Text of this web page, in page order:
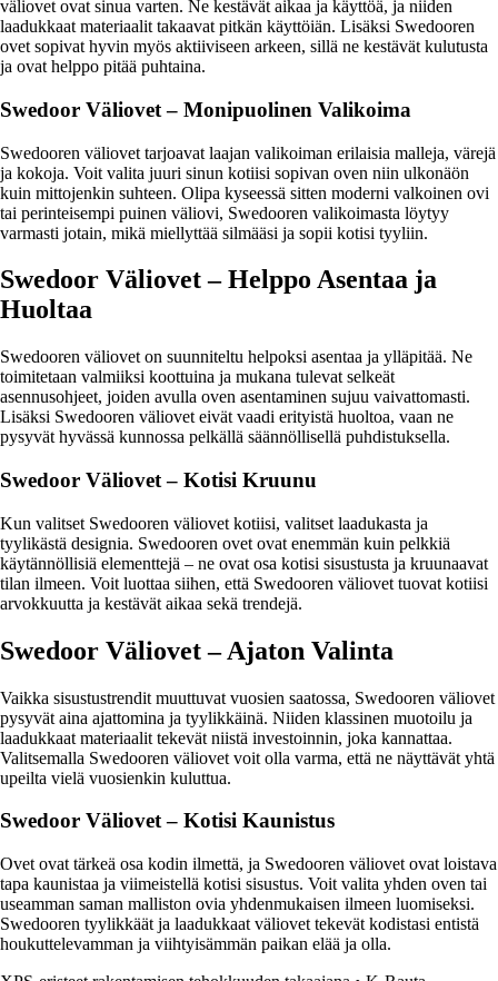
väliovet ovat sinua varten. Ne kestävät aikaa ja käyttöä, ja niiden
laadukkaat materiaalit takaavat pitkän käyttöiän. Lisäksi Swedooren
ovet sopivat hyvin myös aktiiviseen arkeen, sillä ne kestävät kulutusta
ja ovat helppo pitää puhtaina.
Swedoor Väliovet – Monipuolinen Valikoima
Swedooren väliovet tarjoavat laajan valikoiman erilaisia malleja, värejä
ja kokoja. Voit valita juuri sinun kotiisi sopivan oven niin ulkonäön
kuin mittojenkin suhteen. Olipa kyseessä sitten moderni valkoinen ovi
tai perinteisempi puinen väliovi, Swedooren valikoimasta löytyy
varmasti jotain, mikä miellyttää silmääsi ja sopii kotisi tyyliin.
Swedoor Väliovet – Helppo Asentaa ja
Huoltaa
Swedooren väliovet on suunniteltu helpoksi asentaa ja ylläpitää. Ne
toimitetaan valmiiksi koottuina ja mukana tulevat selkeät
asennusohjeet, joiden avulla oven asentaminen sujuu vaivattomasti.
Lisäksi Swedooren väliovet eivät vaadi erityistä huoltoa, vaan ne
pysyvät hyvässä kunnossa pelkällä säännöllisellä puhdistuksella.
Swedoor Väliovet – Kotisi Kruunu
Kun valitset Swedooren väliovet kotiisi, valitset laadukasta ja
tyylikästä designia. Swedooren ovet ovat enemmän kuin pelkkiä
käytännöllisiä elementtejä – ne ovat osa kotisi sisustusta ja kruunaavat
tilan ilmeen. Voit luottaa siihen, että Swedooren väliovet tuovat kotiisi
arvokkuutta ja kestävät aikaa sekä trendejä.
Swedoor Väliovet – Ajaton Valinta
Vaikka sisustustrendit muuttuvat vuosien saatossa, Swedooren väliovet
pysyvät aina ajattomina ja tyylikkäinä. Niiden klassinen muotoilu ja
laadukkaat materiaalit tekevät niistä investoinnin, joka kannattaa.
Valitsemalla Swedooren väliovet voit olla varma, että ne näyttävät yhtä
upeilta vielä vuosienkin kuluttua.
Swedoor Väliovet – Kotisi Kaunistus
Ovet ovat tärkeä osa kodin ilmettä, ja Swedooren väliovet ovat loistava
tapa kaunistaa ja viimeistellä kotisi sisustus. Voit valita yhden oven tai
useamman saman malliston ovia yhdenmukaisen ilmeen luomiseksi.
Swedooren tyylikkäät ja laadukkaat väliovet tekevät kodistasi entistä
houkuttelevamman ja viihtyisämmän paikan elää ja olla.